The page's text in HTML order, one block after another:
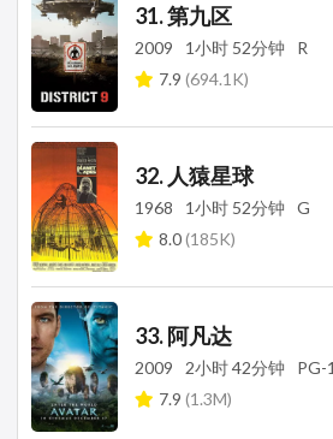
31. 第九区
2009 1小时 52分钟
R
7.9 (694.1K)
32. 人猿星球
1968 1小时 52分钟
G
8.0(185K)
33. 阿凡达
2009 2小时 42分钟
PG-
7.9 (1.3M)